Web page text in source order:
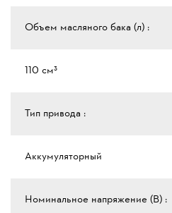
Объем масляного бака (л) :
110 см³
Тип привода :
Аккумуляторный
Номинальное напряжение (В) :